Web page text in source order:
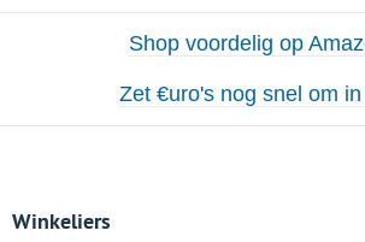
Shop voordelig op
Zet €uro's nog snel om
Winkeliers